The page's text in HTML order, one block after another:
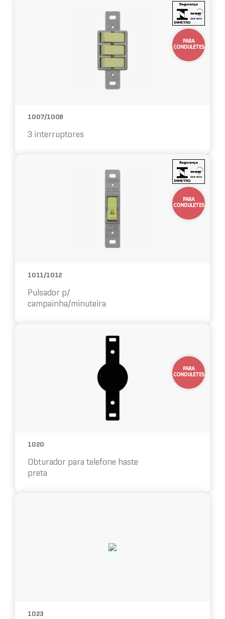
PARA
CONDULETES
1007/1008
3 interruptores
PARA
CONDULETES
1011/1012
Pulsador p/
campainha/minuteira
PARA
CONDULETES
1020
Obturador para telefone haste
preta
1023